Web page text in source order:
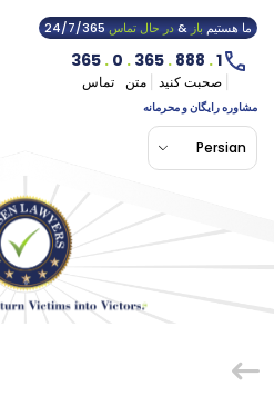
ما هستیمباز&در حال تماس24/7/365
1
.
.
.
.
صحبت کنید متن
تماس
مشاوره رایگان و محرمانه
Persian